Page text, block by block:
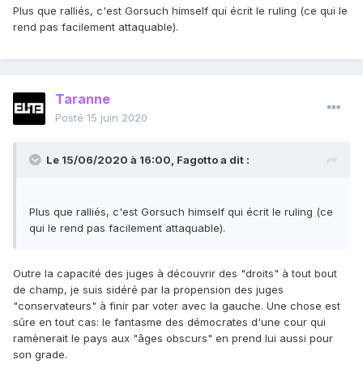
Plus que ralliés, c'est Gorsuch himself qui écrit le ruling (ce qui le
rend pas facilement attaquable).
Taranne
Posté 15 juin 2020
Le 15/06/2020 à 16:00, Fagottoa dit :
Plus que ralliés, c'est Gorsuch himself qui écrit le ruling (ce
qui le rend pas facilement attaquable).
Outre la capacité des juges à découvrir des "droits" à tout bout
de champ, je suis sidéré par la propension des juges
"conservateurs" à finir par voter avec la gauche. Une chose est
sûre en tout cas: le fantasme des démocrates d'une cour qui
ramènerait le pays aux "âges obscurs" en prend lui aussi pour
son grade.